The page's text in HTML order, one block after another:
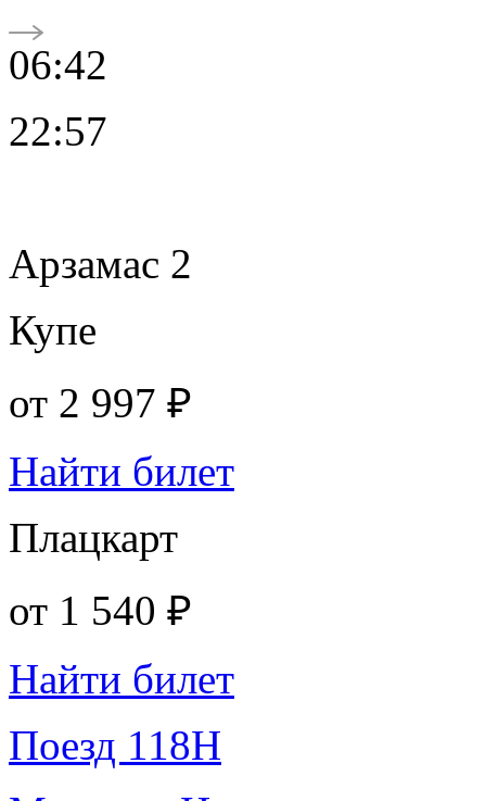
06:42
22:57
Арзамас 2
Купе
от 2 997 ₽
Найти билет
Плацкарт
от 1 540 ₽
Найти билет
Поезд 118Н